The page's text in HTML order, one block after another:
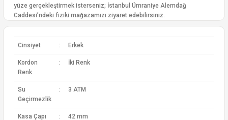
yüze gerçekleştirmek isterseniz; İstanbul Ümraniye Alemdağ
Caddesi’ndeki fiziki mağazamızı ziyaret edebilirsiniz.
Cinsiyet : Erkek
Kordon
Renk
: İki Renk
Su
Geçirmezlik
: 3 ATM
Kasa Çapı : 42 mm